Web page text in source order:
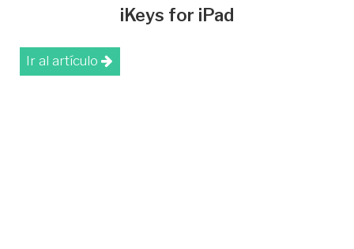
iKeys for iPad
Ir al artículo